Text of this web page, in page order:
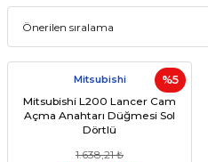
%5
Mitsubishi
Mitsubishi L200 Lancer Cam
Açma Anahtarı Düğmesi Sol
Dörtlü
1.638,21 ₺